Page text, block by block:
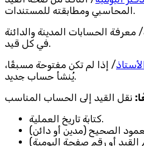
المحاسبي ومطابقته للمستندات.
معرفة الحسابات المدينة والدائنة
في كل قيد.
/ إذا لم تكن مفتوحة مسبقًا،
يُنشأ حساب جديد.
كتابة تاريخ العملية.